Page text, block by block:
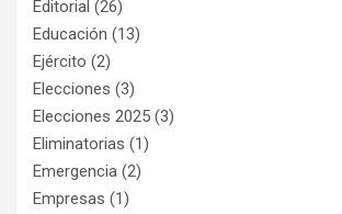
Editorial (26)
Educación (13)
Ejército (2)
Elecciones (3)
Elecciones 2025 (3)
Eliminatorias (1)
Emergencia (2)
Empresas (1)